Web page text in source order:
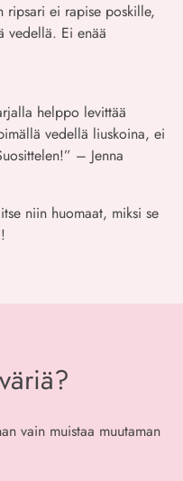
ripsari ei rapise poskille,
vedellä. Ei enää
helppo levittää
vedellä liuskoina, ei
– Jenna
niin huomaat, miksi se
vain muistaa muutaman